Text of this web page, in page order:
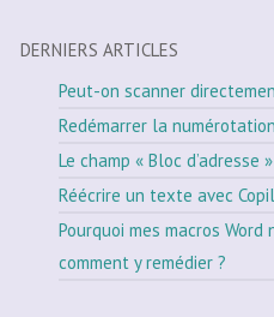
DERNIERS ARTICLES
Peut-on scanner
Redémarrer la
Le champ « Bloc
Réécrire un texte avec
Pourquoi mes macros
comment y remédier ?